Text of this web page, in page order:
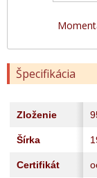
Špecifikácia
Zloženie
Šírka
Certifikát